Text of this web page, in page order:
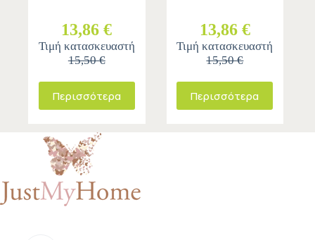
13,86 €
Τιμή κατασκευαστή
15,50 €
Περισσότερα
13,86 €
Τιμή κατασκευαστή
15,50 €
Περισσότερα